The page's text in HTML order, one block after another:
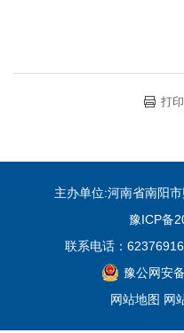
打印
主办单位:河南省南阳
豫ICP备
联系电话：
豫公网安
网站地图 网